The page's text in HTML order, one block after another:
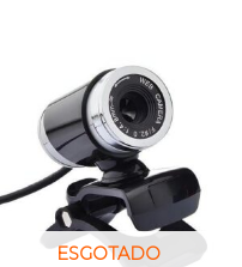
ESGOTADO